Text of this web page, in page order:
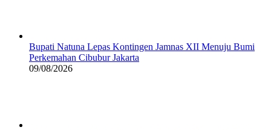
Bupati Natuna Lepas Kontingen Jamnas XII Menuju Bumi
Perkemahan Cibubur Jakarta
09/08/2026